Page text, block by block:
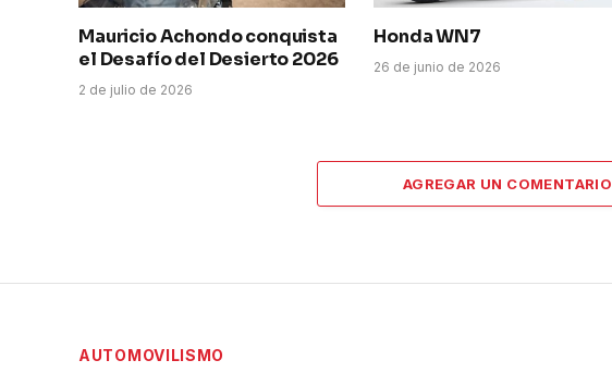
Mauricio Achondo conquista
el Desafío del Desierto 2026
2 de julio de 2026
Honda WN7
26 de junio de 2026
AGREGAR UN COMENTARIO
AUTOMOVILISMO